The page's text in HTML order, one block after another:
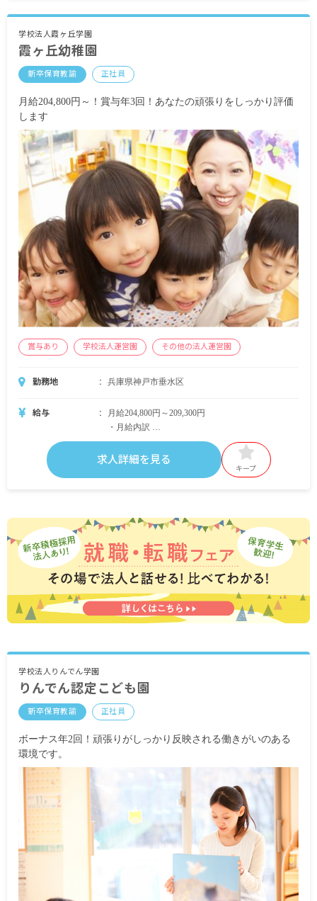
■指導手当 30,000円
■処遇改善Ⅰ手当 20,000円
■人事院勧告手当 40,000円
■住宅手当
■時間外手当
■臨時処遇手当 80,000円
■人材確保一時金 280,000円
■昇給年1回
■賞与あり 昨年実績：計4カ月分
※試用期間なし
学校法人霞ヶ丘学園
霞ヶ丘幼稚園
新卒保育教諭 正社員
月給204,800円～！賞与年3回！あなたの頑張りをしっかり評価
します
賞与あり 学校法人運営園 その他の法人運営園
勤務地 兵庫県神戸市垂水区
給与
月給204,800円～209,300円
・月給内訳
基本給 204,100円～209,300円
週番手当 4,500円
役職手当（主任・学年主任）
通勤手当 月上限20,000円
昇給年1回
賞与年3回 昨年実績：計4.5カ月分
※試用期間あり
求人詳細を見る
キープ
学校法人りんでん学園
りんでん認定こども園
新卒保育教諭 正社員
ボーナス年2回！頑張りがしっかり反映される働きがいのある
環境です。